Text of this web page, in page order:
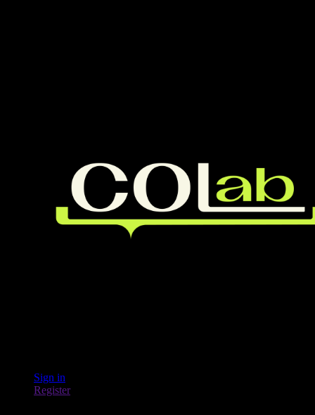
Sign in
Register